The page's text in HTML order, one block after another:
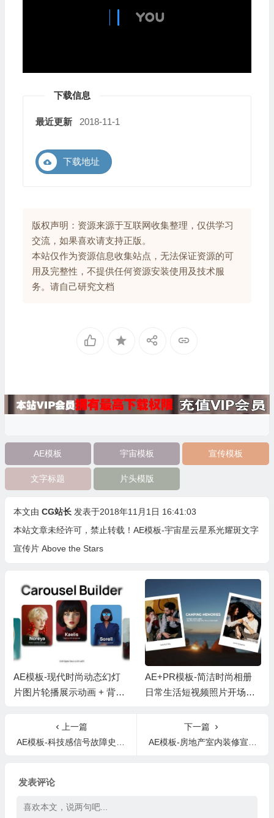
下载信息
最近更新 2018-11-1
下载地址
版权声明：资源来源于互联网收集整理，仅供学习
交流，如果喜欢请支持正版。
本站仅作为资源信息收集站点，无法保证资源的可
用及完整性，不提供任何资源安装使用及技术服
务。请自己研究文档
AE模板 宇宙模板 宣传模板
文字标题 片头模版
本文由 CG站长 发表于2018年11月1日 16:41:03
本站文章未经许可，禁止转载！ AE模板-宇宙星云星系光耀斑文字
宣传片 Above the Stars
AE模板-现代时尚动态幻灯
片图片轮播展示动画 + 背景
AE+PR模板-简洁时尚相册
日常生活短视频照片开场片
上一篇
AE模板-科技感信号故障史诗电影幻灯片Massive – Epic Cinematic Slideshow
下一篇
AE模板-房地产室内装修宣传包装 Real Estate
发表评论